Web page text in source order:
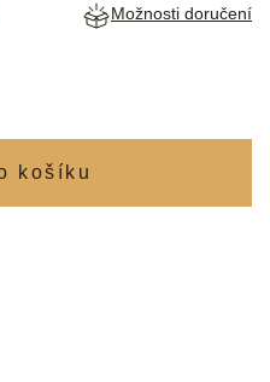
Možnosti doručení